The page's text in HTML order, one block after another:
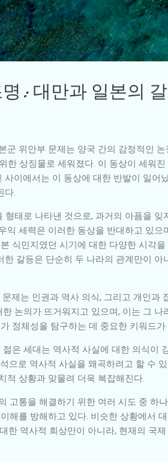
기본 콘텐츠로 건너뛰기
: 대만과 일본의
위안부 문제는 양국 간의 감정적인
상징물로 세워졌다. 이 동상이 세워
이에서는 이 동상에 대한 반발이 일어
다.
태로 나타낸 것으로, 과거의 아픔을
세력은 이러한 동상을 반대하고 있
식민지였던 시기에 대한 다양한 시각
갈등은 단순히 두 나라의 관계만이
제는 인권과 역사 의식, 그리고 개인과
논의가 뜨거워지고 있으며, 이는 그
정체성을 탐구하는 데 중요한 키워드가
은 세대는 역사적 사실에 대한 의식이
으로 역사적 사실을 왜곡하려고 할 수
적 상황과 맞물려 더욱 복잡해진다.
고통을 해결하기 위한 여러 시도 중 하
해를 방해하고 있다. 비슷한 상황에서
한 역사적 회상만이 아니라, 현재의 국